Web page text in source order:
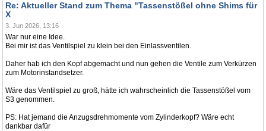
Re: Aktueller Stand zum Thema "Tassenstößel ohne Shims für
X
3. Jun 2026, 13:16
War nur eine Idee.
Bei mir ist das Ventilspiel zu klein bei den Einlassventilen.
Daher hab ich den Kopf abgemacht und nun gehen die Ventile zum Verkürzen
zum Motorinstandsetzer.
Wäre das Ventilspiel zu groß, hätte ich wahrscheinlich die Tassenstößel vom
S3 genommen.
PS: Hat jemand die Anzugsdrehmomente vom Zylinderkopf? Wäre echt
dankbar dafür